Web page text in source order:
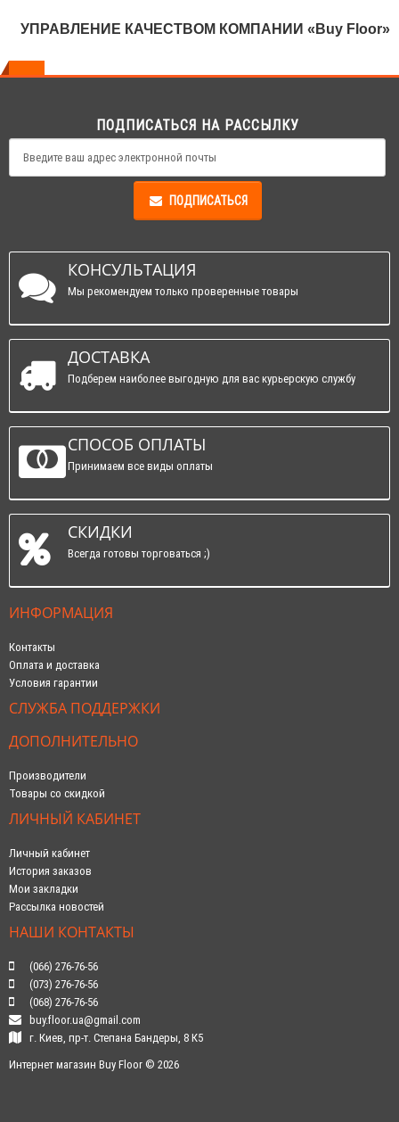
УПРАВЛЕНИЕ КАЧЕСТВОМ КОМПАНИИ « Buy Floor»
ПОДПИСАТЬСЯ НА РАССЫЛКУ
ПОДПИСАТЬСЯ
КОНСУЛЬТАЦИЯ
Мы рекомендуем только проверенные товары
ДОСТАВКА
Подберем наиболее выгодную для вас курьерскую службу
СПОСОБ ОПЛАТЫ
Принимаем все виды оплаты
СКИДКИ
Всегда готовы торговаться ;)
ИНФОРМАЦИЯ
Контакты
Оплата и доставка
Условия гарантии
СЛУЖБА ПОДДЕРЖКИ
ДОПОЛНИТЕЛЬНО
Производители
Товары со скидкой
ЛИЧНЫЙ КАБИНЕТ
Личный кабинет
История заказов
Мои закладки
Рассылка новостей
НАШИ КОНТАКТЫ
(066) 276-76-56
(073) 276-76-56
(068) 276-76-56
buy.floor.ua@gmail.com
г. Киев, пр-т. Степана Бандеры, 8 К5
Интернет магазин Buy Floor © 2026